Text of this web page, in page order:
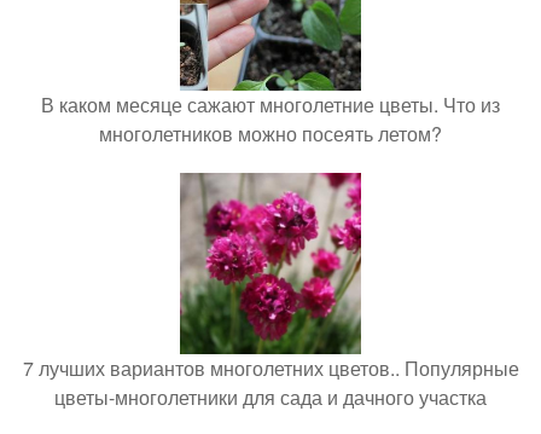
В каком месяце сажают многолетние цветы. Что из
многолетников можно посеять летом?
7 лучших вариантов многолетних цветов.. Популярные
цветы-многолетники для сада и дачного участка